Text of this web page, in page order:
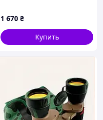
1 670 ₴
Купить